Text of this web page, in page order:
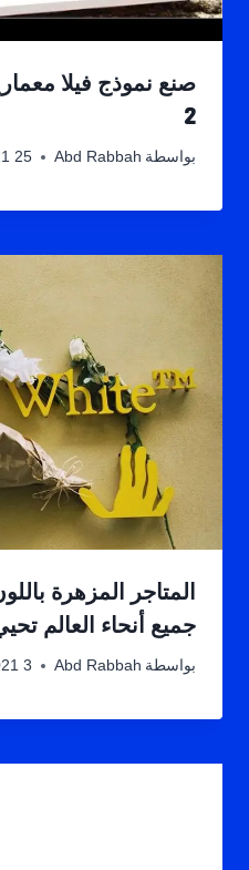
2
بواسطة Abd Rabbah 25 November، 2021
المتاجر المزهرة
جميع أنحاء العالم
بواسطة Abd Rabbah 3 December، 2021